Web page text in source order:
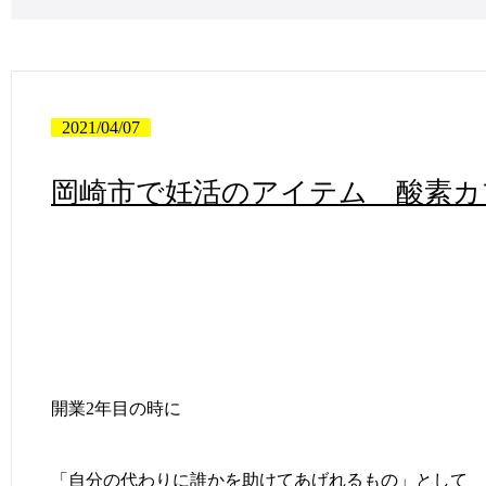
2021/04/07
岡崎市で妊活のアイテム 酸素
開業2年目の時に
「自分の代わりに誰かを助けてあげれるもの」として